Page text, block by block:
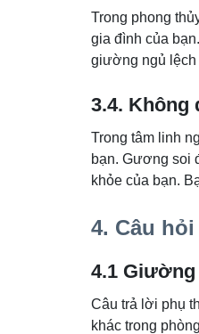
Trong phong
gia đình của
giường ngủ lệch
3.4.
Trong tâm linh
bạn. Gương soi
khỏe của bạn.
4. Câu
4.1 Giường
Câu trả lời phụ
khác trong